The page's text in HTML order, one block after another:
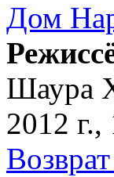
Дом
Шаура
2012